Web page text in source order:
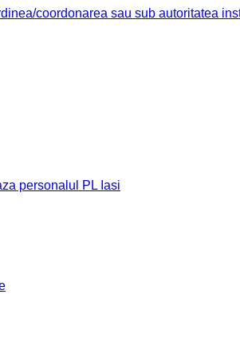
coordonarea sau sub autoritatea
personalul PL Iasi